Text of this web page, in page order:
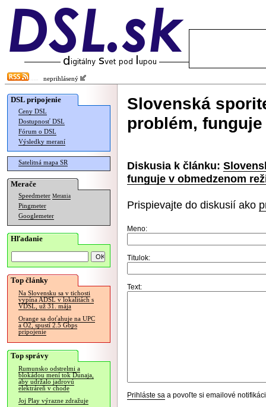
neprihlásený
DSL pripojenie
Ceny DSL
Dostupnosť DSL
Fórum o DSL
Výsledky meraní
Satelitná mapa SR
Merače
Speedmeter Merania
Pingmeter
Googlemeter
Hľadanie
Top články
Na Slovensku sa v tichosti
vypína ADSL v lokalitách s
VDSL, už 31. mája
Orange sa doťahuje na UPC
a O2, spustí 2.5 Gbps
pripojenie
Top správy
Rumunsko odstrelmi a
blokádou mení tok Dunaja,
aby udržalo jadrovú
elektráreň v chode
Joj Play výrazne zdražuje
Slovenská
problém,
Diskusia k článku:
funguje v obmedzenom
Prispievajte do diskusií ako
Meno:
Titulok:
Text:
Prihláste sa a povoľte si emailové